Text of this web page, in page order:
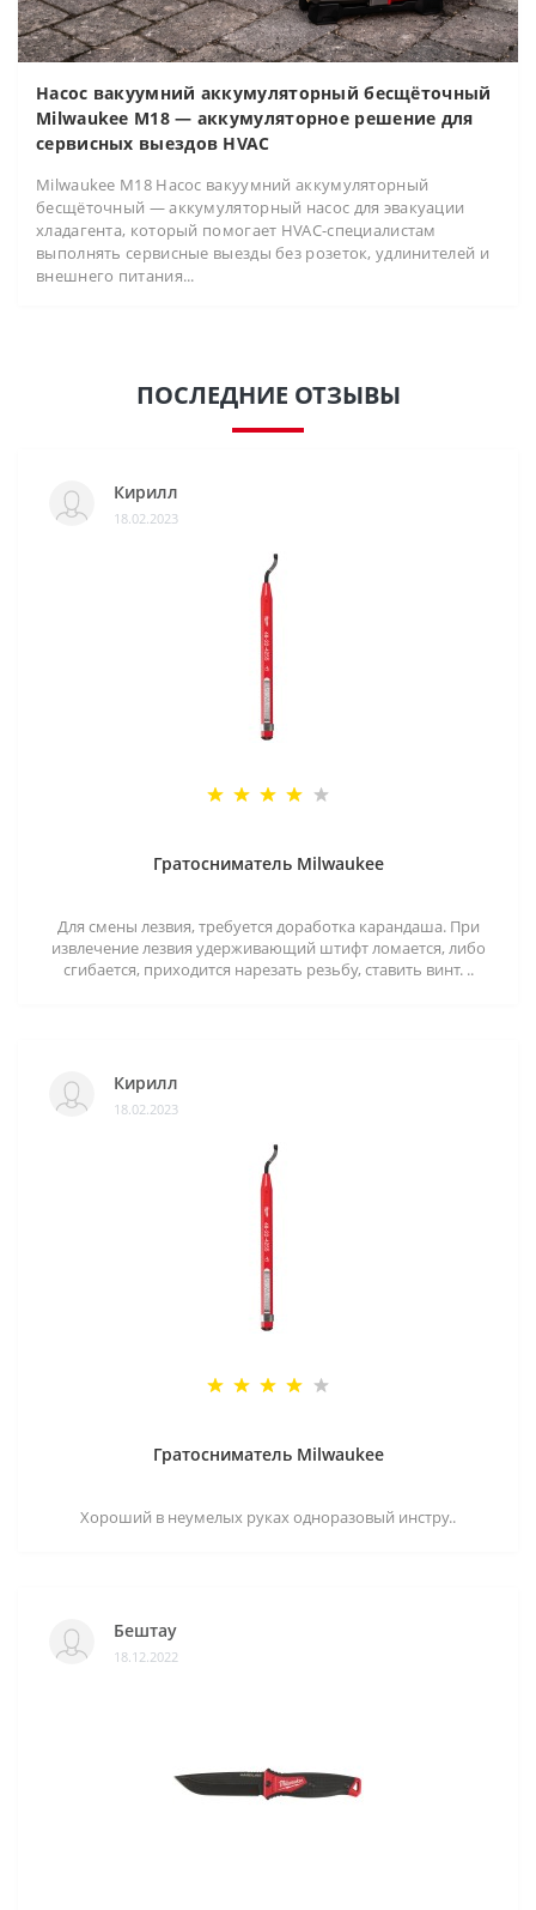
Насос вакуумний аккумуляторный бесщёточный
Milwaukee M18 — аккумуляторное решение для
сервисных выездов HVAC
Milwaukee M18 Насос вакуумний аккумуляторный
бесщёточный — аккумуляторный насос для эвакуации
хладагента, который помогает HVAC-специалистам
выполнять сервисные выезды без розеток, удлинителей и
внешнего питания...
ПОСЛЕДНИЕ ОТЗЫВЫ
Кирилл
18.02.2023
Гратосниматель Milwaukee
Для смены лезвия, требуется доработка карандаша. При
извлечение лезвия удерживающий штифт ломается, либо
сгибается, приходится нарезать резьбу, ставить винт. ..
Кирилл
18.02.2023
Гратосниматель Milwaukee
Хороший в неумелых руках одноразовый инстру..
Бештау
18.12.2022